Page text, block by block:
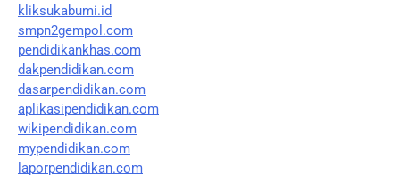
kliksukabumi.id
smpn2gempol.com
pendidikankhas.com
dakpendidikan.com
dasarpendidikan.com
aplikasipendidikan.com
wikipendidikan.com
mypendidikan.com
laporpendidikan.com